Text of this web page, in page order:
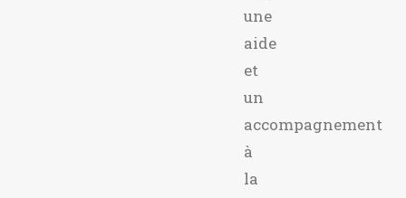
une
aide
et
un
accompagnement
à
la